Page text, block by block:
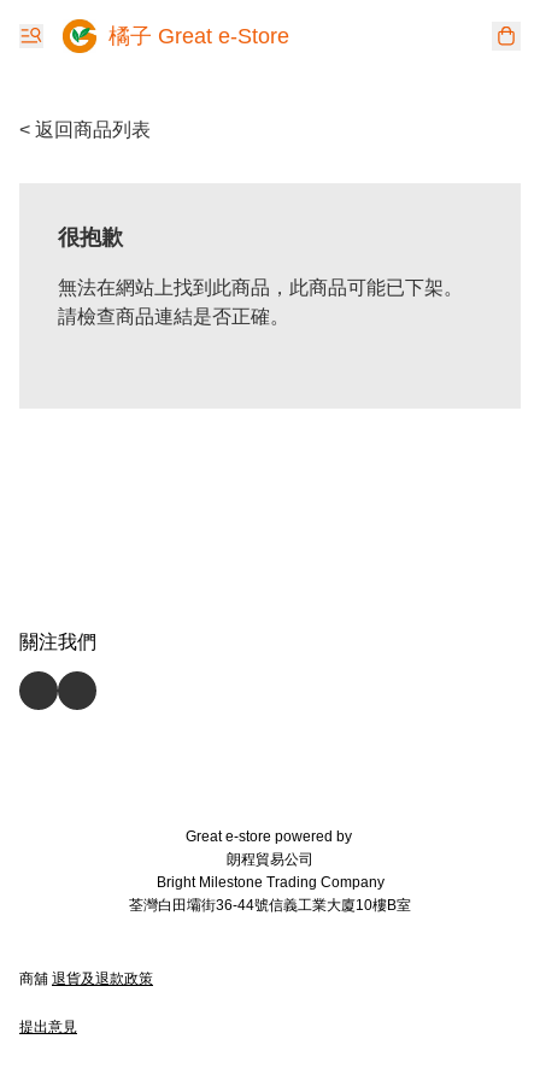
橘子 Great e-Store
< 返回商品列表
很抱歉
無法在網站上找到此商品，此商品可能已下架。
請檢查商品連結是否正確。
關注我們
Great e-store powered by
朗程貿易公司
Bright Milestone Trading Company
荃灣白田壩街36-44號信義工業大廈10樓B室
商舖 退貨及退款政策
提出意見